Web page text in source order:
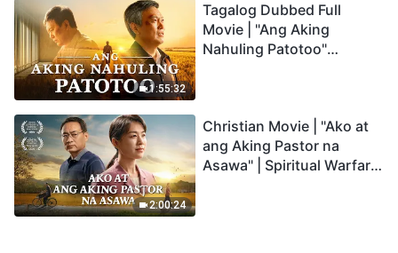
1:55:32
Tagalog Dubbed Full
Movie | "Ang Aking
Nahuling Patotoo"
2:00:24
Christian Movie | "Ako at
ang Aking Pastor na
Asawa" | Spiritual Warfare